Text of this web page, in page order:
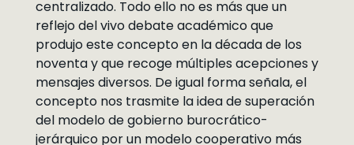
centralizado. Todo ello no es más que un
reflejo del vivo debate académico que
produjo este concepto en la década de los
noventa y que recoge múltiples acepciones y
mensajes diversos. De igual forma señala, el
concepto nos trasmite la idea de superación
del modelo de gobierno burocrático-
jerárquico por un modelo cooperativo más